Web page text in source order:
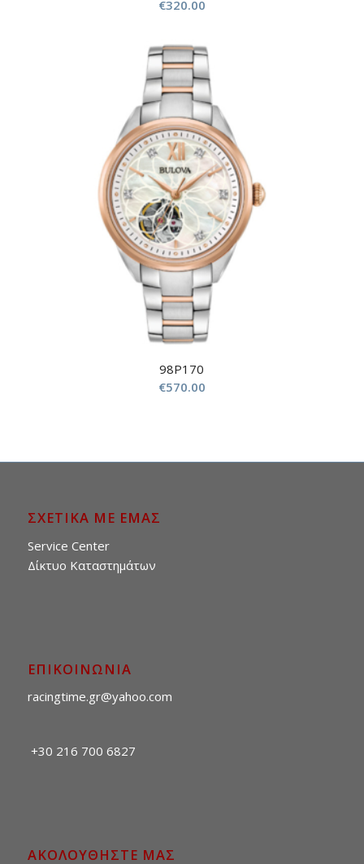
€320.00
98P170
€570.00
ΣΧΕΤΙΚΑ ΜΕ ΕΜΑΣ
Service Center
Δίκτυο Καταστημάτων
ΕΠΙΚΟΙΝΩΝΙΑ
racingtime.gr@yahoo.com
+30 216 700 6827
ΑΚΟΛΟΥΘΗΣΤΕ ΜΑΣ